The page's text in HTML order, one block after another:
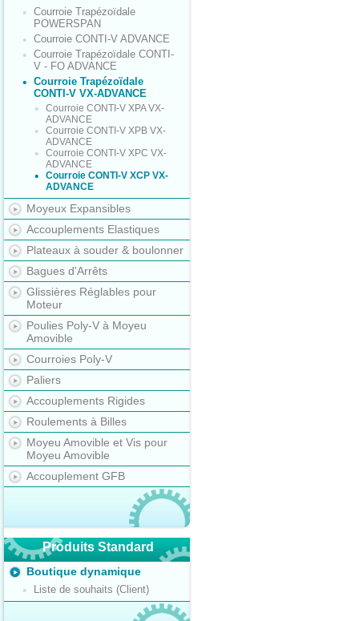
Courroie Trapézoïdale
POWERSPAN
Courroie CONTI-V ADVANCE
Courroie Trapézoïdale CONTI-
V - FO ADVANCE
Courroie Trapézoïdale
CONTI-V VX-ADVANCE
Courroie CONTI-V XPA VX-
ADVANCE
Courroie CONTI-V XPB VX-
ADVANCE
Courroie CONTI-V XPC VX-
ADVANCE
Courroie CONTI-V XCP VX-
ADVANCE
Moyeux Expansibles
Accouplements Elastiques
Plateaux à souder & boulonner
Bagues d'Arrêts
Glissières Réglables pour
Moteur
Poulies Poly-V à Moyeu
Amovible
Courroies Poly-V
Paliers
Accouplements Rigides
Roulements à Billes
Moyeu Amovible et Vis pour
Moyeu Amovible
Accouplement GFB
Produits Standard
Boutique dynamique
Liste de souhaits (Client)